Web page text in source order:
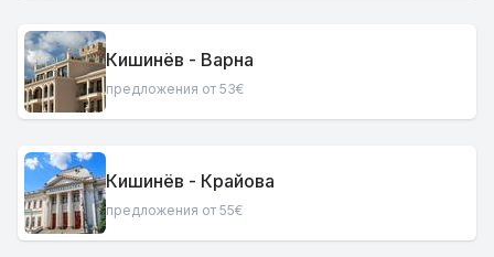
Кишинёв - Варна
предложения от 53€
Кишинёв - Крайова
предложения от 55€